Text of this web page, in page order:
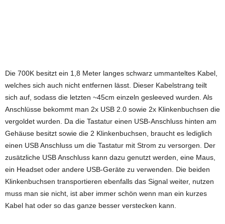
Die 700K besitzt ein 1,8 Meter langes schwarz ummanteltes Kabel,
welches sich auch nicht entfernen lässt. Dieser Kabelstrang teilt
sich auf, sodass die letzten ~45cm einzeln gesleeved wurden. Als
Anschlüsse bekommt man 2x USB 2.0 sowie 2x Klinkenbuchsen die
vergoldet wurden. Da die Tastatur einen USB-Anschluss hinten am
Gehäuse besitzt sowie die 2 Klinkenbuchsen, braucht es lediglich
einen USB Anschluss um die Tastatur mit Strom zu versorgen. Der
zusätzliche USB Anschluss kann dazu genutzt werden, eine Maus,
ein Headset oder andere USB-Geräte zu verwenden. Die beiden
Klinkenbuchsen transportieren ebenfalls das Signal weiter, nutzen
muss man sie nicht, ist aber immer schön wenn man ein kurzes
Kabel hat oder so das ganze besser verstecken kann.